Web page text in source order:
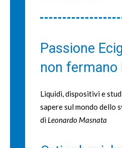
Passione
non fermano
Liquidi, dispositivi e
sapere sul mondo dello
di Leonardo Masnata